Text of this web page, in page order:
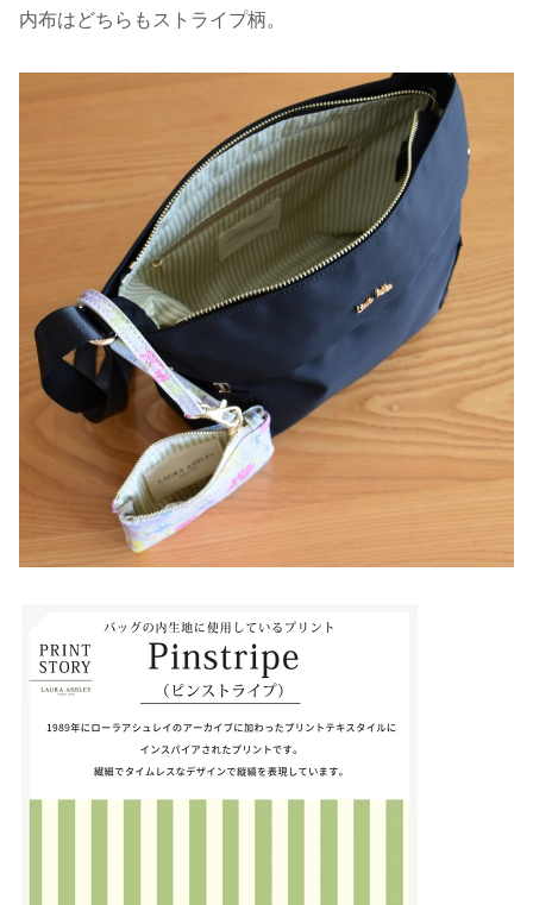
内布はどちらもストライプ柄。